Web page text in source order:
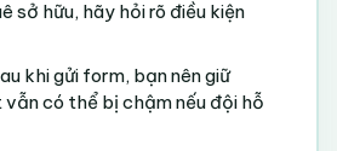
sở hữu, hãy hỏi rõ điều kiện
khi gửi form, bạn nên giữ
có thể bị chậm nếu đội hỗ